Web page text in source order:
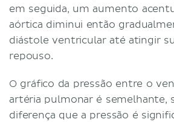
em seguida, um aumento
aórtica diminui então
diástole ventricular até atingir
repouso.
O gráfico da pressão entre o
artéria pulmonar é semelhante,
diferença que a pressão é